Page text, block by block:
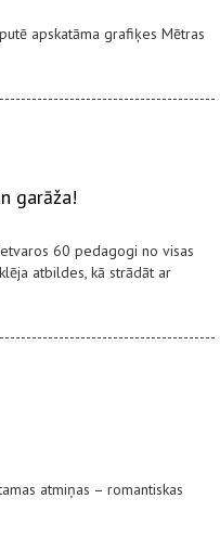
apskatāma grafiķes Mētras
garāža!
60 pedagogi no visas
atbildes, kā strādāt ar
atmiņas – romantiskas